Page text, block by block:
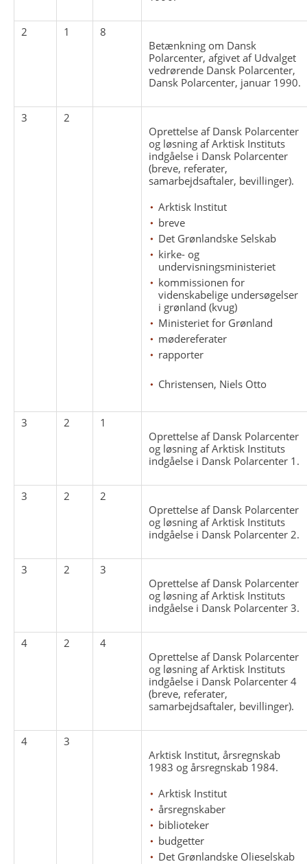
2 1
8
Betænkning om Dansk
Polarcenter, afgivet af Udvalget
vedrørende Dansk Polarcenter,
Dansk Polarcenter, januar 1990.
3
2
Oprettelse af Dansk Polarcenter
og løsning af Arktisk Instituts
indgåelse i Dansk Polarcenter
(breve, referater,
samarbejdsaftaler, bevillinger).
Arktisk Institut
breve
Det Grønlandske Selskab
kirke- og
undervisningsministeriet
kommissionen for
videnskabelige undersøgelser
i grønland (kvug)
Ministeriet for Grønland
mødereferater
rapporter
Christensen, Niels Otto
3 2
1
Oprettelse af Dansk Polarcenter
og løsning af Arktisk Instituts
indgåelse i Dansk Polarcenter 1.
3 2
2
Oprettelse af Dansk Polarcenter
og løsning af Arktisk Instituts
indgåelse i Dansk Polarcenter 2.
3 2
3
Oprettelse af Dansk Polarcenter
og løsning af Arktisk Instituts
indgåelse i Dansk Polarcenter 3.
4 2
4
Oprettelse af Dansk Polarcenter
og løsning af Arktisk Instituts
indgåelse i Dansk Polarcenter 4
(breve, referater,
samarbejdsaftaler, bevillinger).
4
3
Arktisk Institut, årsregnskab
1983 og årsregnskab 1984.
Arktisk Institut
årsregnskaber
biblioteker
budgetter
Det Grønlandske Olieselskab